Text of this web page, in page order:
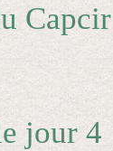
Capcir
jour 4